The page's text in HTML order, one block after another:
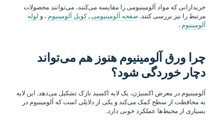
خریدارانی که مواد آلومینیومی را مقایسه می‌کنند، می‌توانند محصولات
مرتبط را نیز بررسی کنند. صفحه آلومینیومی,کویل آلومینیوم ، و لوله
آلومینیوم .
چرا ورق آلومینیوم هنوز هم می‌تواند
دچار خوردگی شود؟
آلومینیوم در معرض اکسیژن، یک لایه اکسید نازک تشکیل می‌دهد. این لایه
به محافظت از سطح کمک می‌کند و یکی از دلایلی است که آلومینیوم در
بسیاری از محیط‌ها عملکرد خوبی دارد.